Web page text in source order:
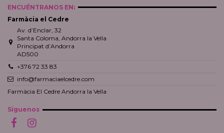
ENCUÉNTRANOS EN:
Farmàcia el Cedre
Av. d’Enclar, 32
Santa Coloma, Andorra la Vella
Principat d’Andorra
AD500
+376 72 33 83
info@farmaciaelcedre.com
Farmàcia El Cedre Andorra la Vella
Síguenos